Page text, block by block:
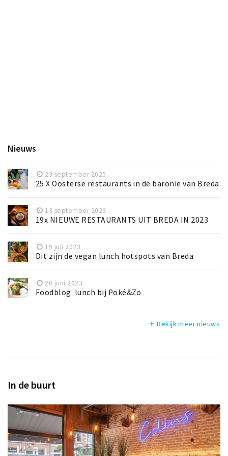
Nieuws
23 september 2025
25 X Oosterse restaurants in de baronie van Breda
13 september 2023
19x NIEUWE RESTAURANTS UIT BREDA IN 2023
19 juli 2023
Dit zijn de vegan lunch hotspots van Breda
20 juni 2023
Foodblog: lunch bij Poké&Zo
add Bekijk meer nieuws
In de buurt